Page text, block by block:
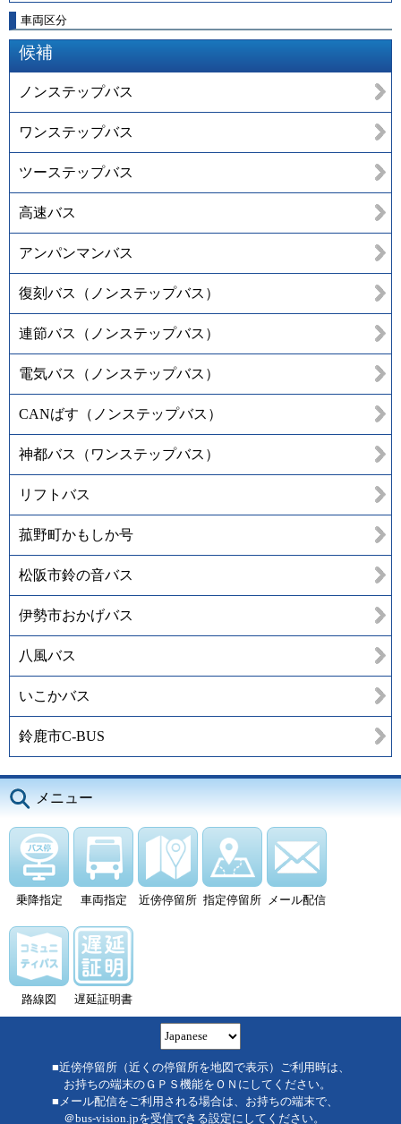
車両区分
候補
ノンステップバス
ワンステップバス
ツーステップバス
高速バス
アンパンマンバス
復刻バス（ノンステップバス）
連節バス（ノンステップバス）
電気バス（ノンステップバス）
CANばす（ノンステップバス）
神都バス（ワンステップバス）
リフトバス
菰野町かもしか号
松阪市鈴の音バス
伊勢市おかげバス
八風バス
いこかバス
鈴鹿市C-BUS
メニュー
乗降指定 車両指定 近傍停留所 指定停留所 メール配信
路線図 遅延証明書
■近傍停留所（近くの停留所を地図で表示）ご利用時は、
お持ちの端末のＧＰＳ機能をＯＮにしてください。
■メール配信をご利用される場合は、お持ちの端末で、
＠bus-vision.jpを受信できる設定にしてください。